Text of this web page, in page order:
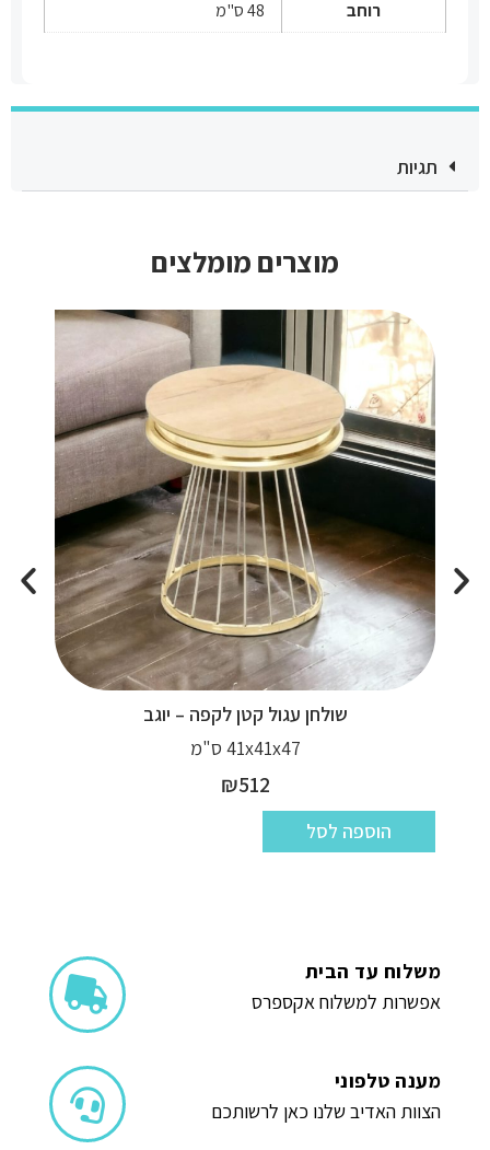
רוחב 48 ס"מ
תגיות
מוצרים מומלצים
שולחן עגול קטן לקפה – יוגב
41x41x47 ס"מ
₪512
הוספה לסל
משלוח עד הבית
אפשרות למשלוח אקספרס
מענה טלפוני
הצוות האדיב שלנו כאן לרשותכם